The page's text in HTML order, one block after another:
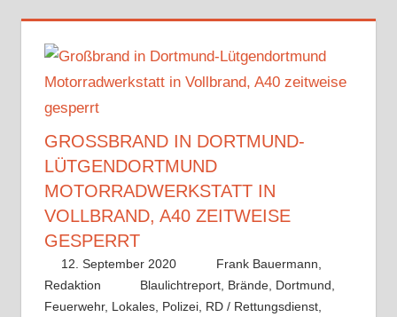
GROSSBRAND IN DORTMUND-L
ÜTGENDORTMUND M
OTORRADWERKSTATT IN V
OLLBRAND, A40 ZEITWEISE G
ESPERRT
12. September 2020
Frank Bauermann,
Redaktion
Blaulichtreport Brände Dortmund
Feuerwehr, Lokales, Polizei, RD / Rettungsdienst,